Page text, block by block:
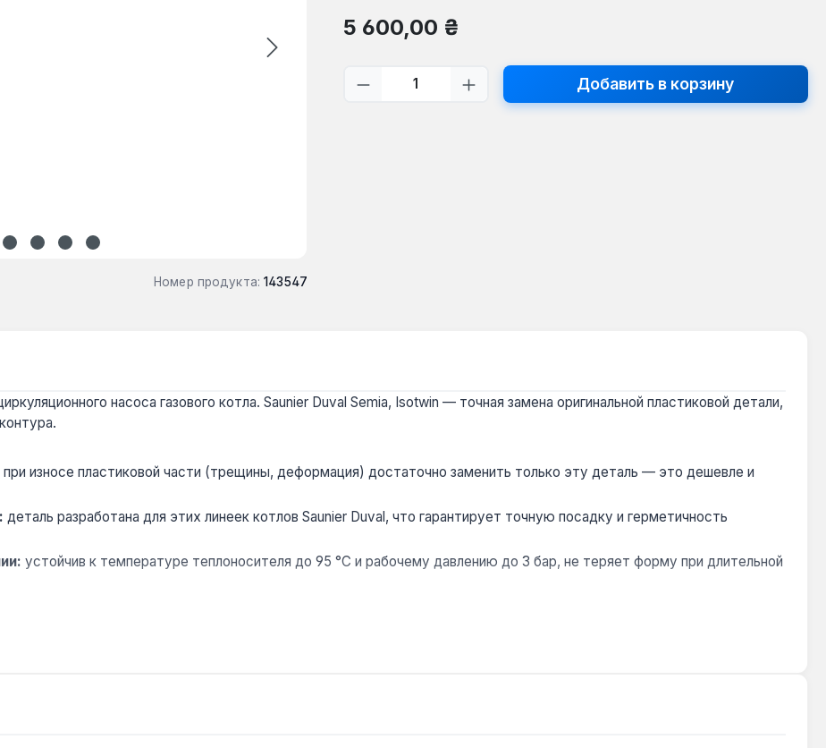
Номер продукта: 143547
Обычная цена:
5 600,00 ₴
Количество продукта: введите желаемое
Добавить в корзину
насоса газового котла. Saunier Duval Semia, Isotwin — точная замена оригинальной пластиковой детали,
при износе пластиковой части (трещины, деформация) достаточно заменить только эту деталь — это дешевле и
деталь разработана для этих линеек котлов Saunier Duval, что гарантирует точную посадку и герметичность
устойчив к температуре теплоносителя до 95 °C и рабочему давлению до 3 бар, не теряет форму при длительной
доставка по Украине.